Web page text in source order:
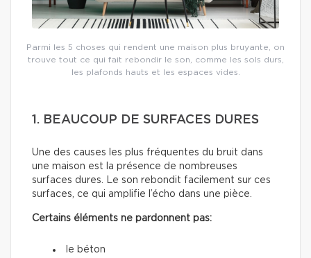
Parmi les 5 choses qui rendent une maison plus bruyante, on
trouve tout ce qui fait rebondir le son, comme les sols durs,
les plafonds hauts et les espaces vides.
1. BEAUCOUP DE SURFACES DURES
Une des causes les plus fréquentes du bruit dans
une maison est la présence de nombreuses
surfaces dures. Le son rebondit facilement sur ces
surfaces, ce qui amplifie l’écho dans une pièce.
Certains éléments ne pardonnent pas:
le béton